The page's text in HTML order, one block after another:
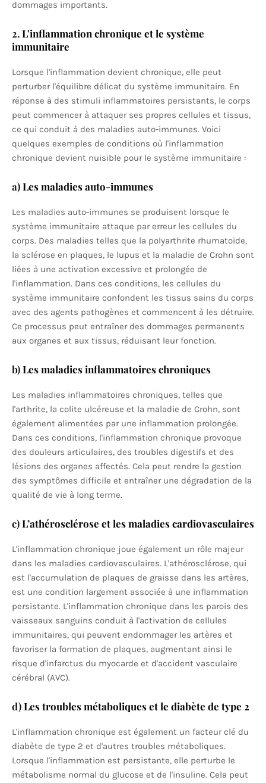
dommages importants.
2.L'inflammation chronique et le système
immunitaire
Lorsque l'inflammation devient chronique, elle peut
perturber l'équilibre délicat du système immunitaire. En
réponse à des stimuli inflammatoires persistants, le corps
peut commencer à attaquer ses propres cellules et tissus,
ce qui conduit à des maladies auto-immunes. Voici
quelques exemples de conditions où l'inflammation
chronique devient nuisible pour le système immunitaire :
a)Les maladies auto-immunes
Les maladies auto-immunes se produisent lorsque le
système immunitaire attaque par erreur les cellules du
corps. Des maladies telles que la polyarthrite rhumatoïde,
la sclérose en plaques, le lupus et la maladie de Crohn sont
liées à une activation excessive et prolongée de
l'inflammation. Dans ces conditions, les cellules du
système immunitaire confondent les tissus sains du corps
avec des agents pathogènes et commencent à les détruire.
Ce processus peut entraîner des dommages permanents
aux organes et aux tissus, réduisant leur fonction.
b)Les maladies inflammatoires chroniques
Les maladies inflammatoires chroniques, telles que
l'arthrite, la colite ulcéreuse et la maladie de Crohn, sont
également alimentées par une inflammation prolongée.
Dans ces conditions, l'inflammation chronique provoque
des douleurs articulaires, des troubles digestifs et des
lésions des organes affectés. Cela peut rendre la gestion
des symptômes difficile et entraîner une dégradation de la
qualité de vie à long terme.
c)L’athérosclérose et les maladies cardiovasculaires
L'inflammation chronique joue également un rôle majeur
dans les maladies cardiovasculaires. L'athérosclérose, qui
est l'accumulation de plaques de graisse dans les artères,
est une condition largement associée à une inflammation
persistante. L'inflammation chronique dans les parois des
vaisseaux sanguins conduit à l'activation de cellules
immunitaires, qui peuvent endommager les artères et
favoriser la formation de plaques, augmentant ainsi le
risque d'infarctus du myocarde et d'accident vasculaire
cérébral (AVC).
d)Les troubles métaboliques et le diabète de type 2
L'inflammation chronique est également un facteur clé du
diabète de type 2 et d'autres troubles métaboliques.
Lorsque l'inflammation est persistante, elle perturbe le
métabolisme normal du glucose et de l'insuline. Cela peut